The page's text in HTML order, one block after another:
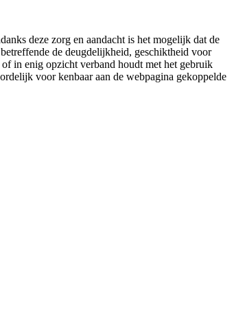
deze zorg en aandacht is het mogelijk dat de
de deugdelijkheid, geschiktheid voor
in enig opzicht verband houdt met het gebruik
voor kenbaar aan de webpagina gekoppelde